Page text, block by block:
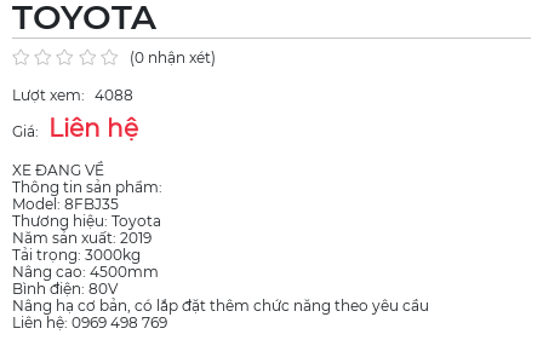
TOYOTA
(0 nhận xét)
Lượt xem: 4088
Giá:
Liên hệ
XE ĐANG VỀ
Thông tin sản phẩm:
Model: 8FBJ35
Thương hiệu: Toyota
Năm sản xuất: 2019
Tải trọng: 3000kg
Nâng cao: 4500mm
Bình điện: 80V
Nâng hạ cơ bản, có lắp đặt thêm chức năng theo yêu cầu
Liên hệ: 0969 498 769